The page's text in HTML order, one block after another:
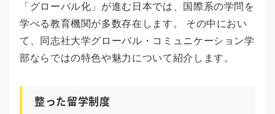
「グローバル化」が進む日本では、国際系の学問を
学べる教育機関が多数存在します。 その中におい
て、同志社大学グローバル・コミュニケーション学
部ならではの特色や魅力について紹介します。
整った留学制度